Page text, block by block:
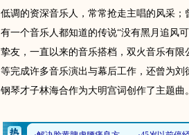
低调的资深音乐人，常常抢走主唱的风采
有一个音乐人都知道的传说“没有黑月追风
挚友，一直以来的音乐搭档，双火音乐有
等完成许多音乐演出与幕后工作，还曾为
钢琴才子林海合作为大明宫词创作了主题曲。